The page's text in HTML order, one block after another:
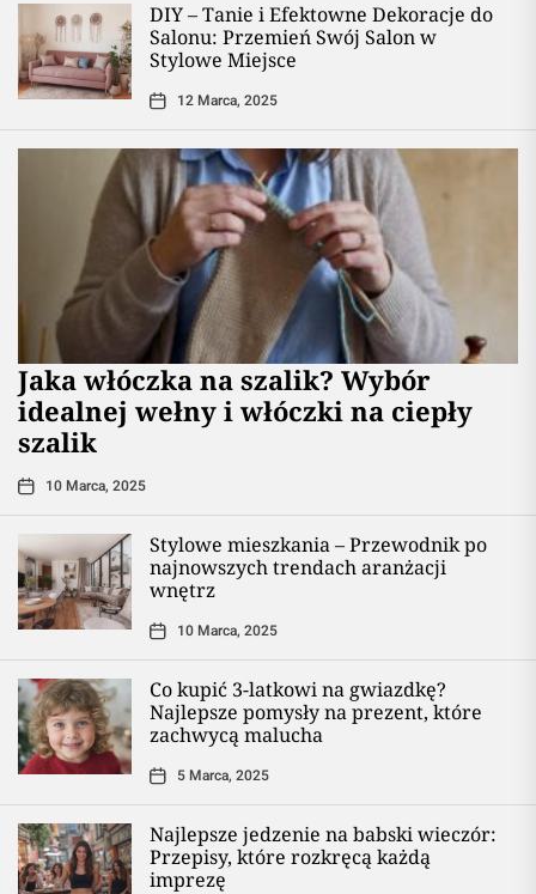
DIY – Tanie i Efektowne Dekoracje do
Salonu: Przemień Swój Salon w
Stylowe Miejsce
12 Marca, 2025
Jaka włóczka na szalik? Wybór
idealnej wełny i włóczki na ciepły
szalik
10 Marca, 2025
Stylowe mieszkania – Przewodnik po
najnowszych trendach aranżacji
wnętrz
10 Marca, 2025
Co kupić 3-latkowi na gwiazdkę?
Najlepsze pomysły na prezent, które
zachwycą malucha
5 Marca, 2025
Najlepsze jedzenie na babski wieczór:
Przepisy, które rozkręcą każdą
imprezę